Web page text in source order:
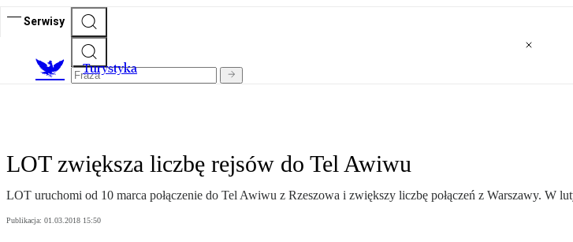
Serwisy
Turystyka
LOT zwiększa liczbę rejsów do Tel Awiwu
LOT uruchomi od 10 marca połączenie do Tel Awiwu z Rzeszowa i zwiększy liczbę połączeń z Warszawy. W
Publikacja: 01.03.2018 15:50